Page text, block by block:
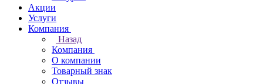
Акции
Услуги
Компания
Назад
Компания
О компании
Товарный знак
Отзывы